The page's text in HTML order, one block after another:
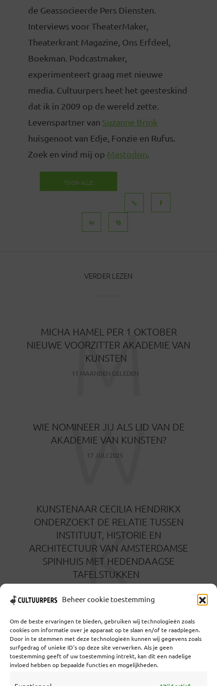
Beheer cookie toestemming
Om de beste ervaringen te bieden, gebruiken wij technologieën zoals
cookies om informatie over je apparaat op te slaan en/of te raadplegen.
Door in te stemmen met deze technologieën kunnen wij gegevens zoals
surfgedrag of unieke ID's op deze site verwerken. Als je geen
toestemming geeft of uw toestemming intrekt, kan dit een nadelige
invloed hebben op bepaalde functies en mogelijkheden.
de Geassocieerde Pers Diensten.
Interviews voor TheaterMaker,
Theaterkrant Magazine, Ons Erfdeel,
Boekman. Podcastmaker,
experimenteert graag met nieuwe
media. Cultuurpers heet het geesteskind
dat ik in 2009 op de wereld zette.
Levenspartner van Suzanne Brink
huisgenoot van Edje, Fonzie en Rufus.
Zoek en vind mij op Mastodon
TOON ALLE
VERDER LEZEN
MICHA HAMEL PER 1 OKTOBER
NIEUWE VOORZITTER AKADEMIE VAN
KUNSTEN
11 MAANDEN GELEDEN
M
WIE NOMINEER JIJ ALS LID VAN DE
AKADEMIE VAN KUNSTEN?
17 JULI 2025
W
KUNSTENAAR CECILIA HENDRIKX
ONDERZOEKT DE RELATIE TUSSEN
INSTITUUT, HISTORIE EN
ARCHITECTUUR VAN AMSTERDAMSE
SPINHUIS MET HEDENDAAGSE
TAFELSTUKKEN
K
DE ARTIST-IN-RESIDENCE FELLOWSHIP
BIJ NIAS 2026: MELD JE AAN OF